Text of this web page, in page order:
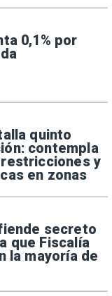
0,1% por
quinto
contempla
y
en zonas
secreto
que Fiscalía
la mayoría de